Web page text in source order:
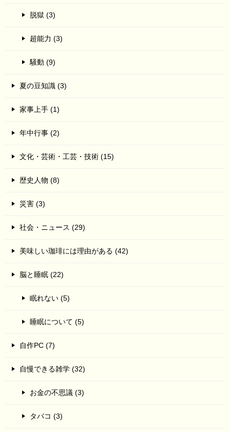
脱獄 (3)
超能力 (3)
騒動 (9)
夏の豆知識 (3)
家事上手 (1)
年中行事 (2)
文化・芸術・工芸・技術 (15)
歴史人物 (8)
災害 (3)
社会・ニュース (29)
美味しい珈琲には理由がある (42)
脳と睡眠 (22)
眠れない (5)
睡眠について (5)
自作PC (7)
自慢できる雑学 (32)
お金の不思議 (3)
タバコ (3)